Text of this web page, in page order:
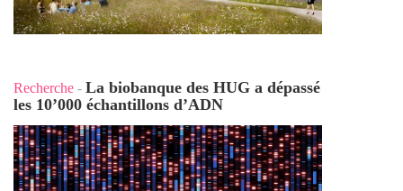
Recherche - La biobanque des HUG a dépassé
les 10’000 échantillons d’ADN